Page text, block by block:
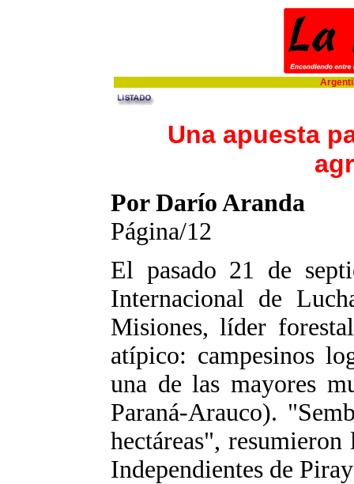
Una apuesta
Por Darío Aranda
Página/12
El pasado 21 de
Internacional de
Misiones, líder
atípico: campesinos
una de las mayores
Paraná-Arauco).
hectáreas", resumieron
Independientes de